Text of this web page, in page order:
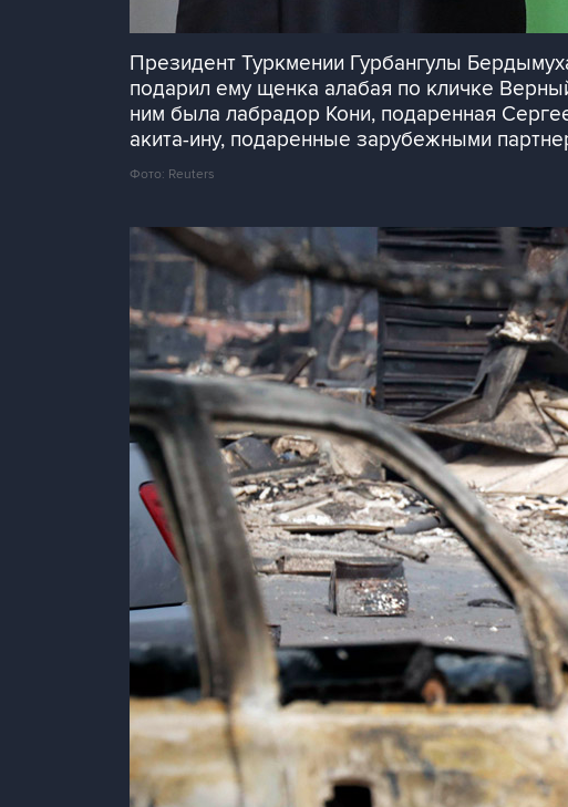
Президент Туркмении Гурбангулы
подарил ему щенка алабая по кличке
ним была лабрадор Кони, подаренная
акита-ину, подаренные зарубежными
Фото: Reuters